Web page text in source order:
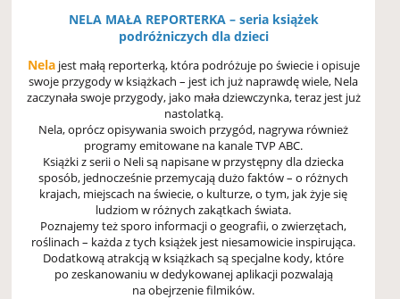
NELA MAŁA REPORTERKA – seria książek
podróżniczych dla dzieci
Nelajest małą reporterką, która podróżuje po świecie i opisuje
swoje przygody w książkach – jest ich już naprawdę wiele, Nela
zaczynała swoje przygody, jako mała dziewczynka, teraz jest już
nastolatką.
Nela, oprócz opisywania swoich przygód, nagrywa również
programy emitowane na kanale TVP ABC.
Książki z serii o Neli są napisane w przystępny dla dziecka
sposób, jednocześnie przemycają dużo faktów – o różnych
krajach, miejscach na świecie, o kulturze, o tym, jak żyje się
ludziom w różnych zakątkach świata.
Poznajemy też sporo informacji o geografii, o zwierzętach,
roślinach – każda z tych książek jest niesamowicie inspirująca.
Dodatkową atrakcją w książkach są specjalne kody, które
po zeskanowaniu w dedykowanej aplikacji pozwalają
na obejrzenie filmików.